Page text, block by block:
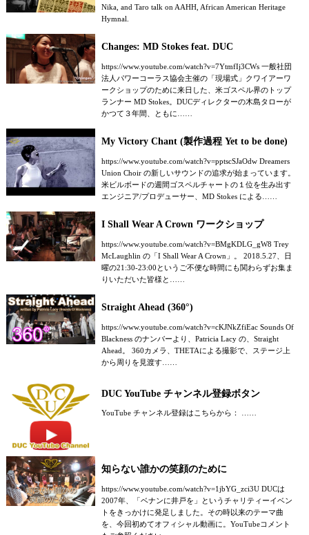
Nika, and Taro talk on AAHH, African American Heritage
Hymnal.
Changes: MD Stokes feat. DUC
https://www.youtube.com/watch?v=7YtmfIj3CWs 一般社団
法人パワーコーラス協会主催の「現場式」クワイアーワ
ークショップのために来日した、米ゴスペル界のトップ
ランナー MD Stokes。DUCディレクターの木島タローが
かつて３年間、ともに……
My Victory Chant (製作過程 Yet to be done)
https://www.youtube.com/watch?v=pptscSJaOdw Dreamers
Union Choir の新しいサウンドの追求が始まっています。
米ビルボードの週間ゴスペルチャートの１位を生み出す
エンジニア/プロデューサー、MD Stokes による……
I Shall Wear A Crown ワークショップ
https://www.youtube.com/watch?v=BMgKDLG_gW8 Trey
McLaughlin の「I Shall Wear A Crown」。 2018.5.27、日
曜の21:30-23:00というご不便な時間にも関わらずお集ま
りいただいた皆様と……
Straight Ahead (360°)
https://www.youtube.com/watch?v=cKJNkZfiEac Sounds Of
Blackness のナンバーより、Patricia Lacy の、Straight
Ahead。 360カメラ、THETAによる撮影で、ステージ上
から周りを見渡す……
DUC YouTube チャンネル登録ボタン
YouTube チャンネル登録はこちらから： ……
知らない誰かの笑顔のために
https://www.youtube.com/watch?v=1jbYG_zci3U DUCは
2007年、「ベナンに井戸を」というチャリティーイベン
トをきっかけに発足しました。その時以来のテーマ曲
を、今回初めてオフィシャル動画に。YouTubeコメント